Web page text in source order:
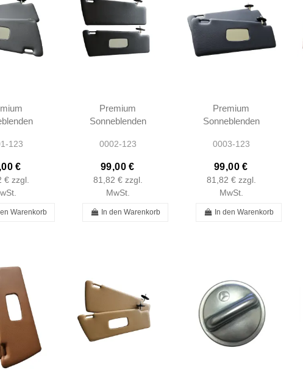
-
123
€
€ zzgl.
Warenkorb
Premium
Sonneblenden
1238103710 -
0002-123
99,00 €
81,82 € zzgl.
MwSt.
In den Warenkorb
Premium
Sonneblenden
1238103710 -
0003-123
99,00 €
81,82 € zzgl.
MwSt.
In den Warenkorb